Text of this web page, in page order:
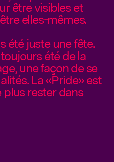
être visibles et
elles-mêmes.
été juste une fête.
été de la
une façon de se
La «Pride» est
plus rester dans